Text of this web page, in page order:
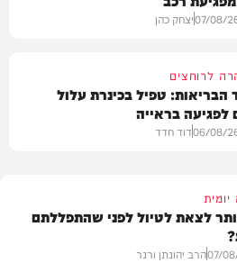
07/08/יצחק כהן
לרוחצים
טפיל בכינרת עלול
לפגיעה בראייה
06/08/דוד חדד
לצאת לטיול לפני שהתפללתם
07/הרב יהונתן ורנר